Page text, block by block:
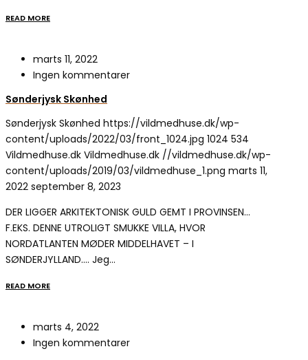
READ MORE
marts 11, 2022
Ingen kommentarer
Sønderjysk Skønhed
Sønderjysk Skønhed https://vildmedhuse.dk/wp-
content/uploads/2022/03/front_1024.jpg 1024 534
Vildmedhuse.dk Vildmedhuse.dk //vildmedhuse.dk/wp-
content/uploads/2019/03/vildmedhuse_1.png marts 11,
2022 september 8, 2023
DER LIGGER ARKITEKTONISK GULD GEMT I PROVINSEN…
F.EKS. DENNE UTROLIGT SMUKKE VILLA, HVOR
NORDATLANTEN MØDER MIDDELHAVET – I
SØNDERJYLLAND…. Jeg…
READ MORE
marts 4, 2022
Ingen kommentarer